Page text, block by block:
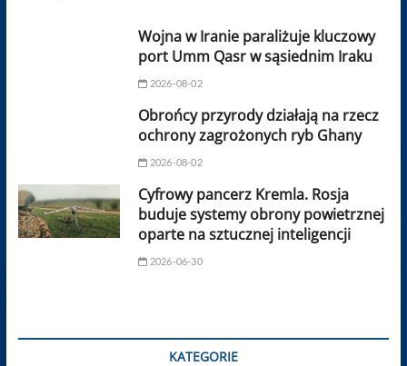
Wojna w Iranie paraliżuje kluczowy
port Umm Qasr w sąsiednim Iraku
2026-08-02
Obrońcy przyrody działają na rzecz
ochrony zagrożonych ryb Ghany
2026-08-02
Cyfrowy pancerz Kremla. Rosja
buduje systemy obrony powietrznej
oparte na sztucznej inteligencji
2026-06-30
KATEGORIE